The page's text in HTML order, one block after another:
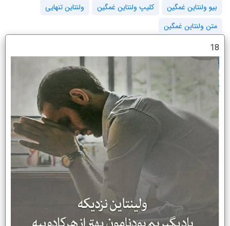
بیو ولنتاین غمگین
کلیپ ولنتاین غمگین
ولنتاین تنهایی
متن ولنتاین غمگین
18